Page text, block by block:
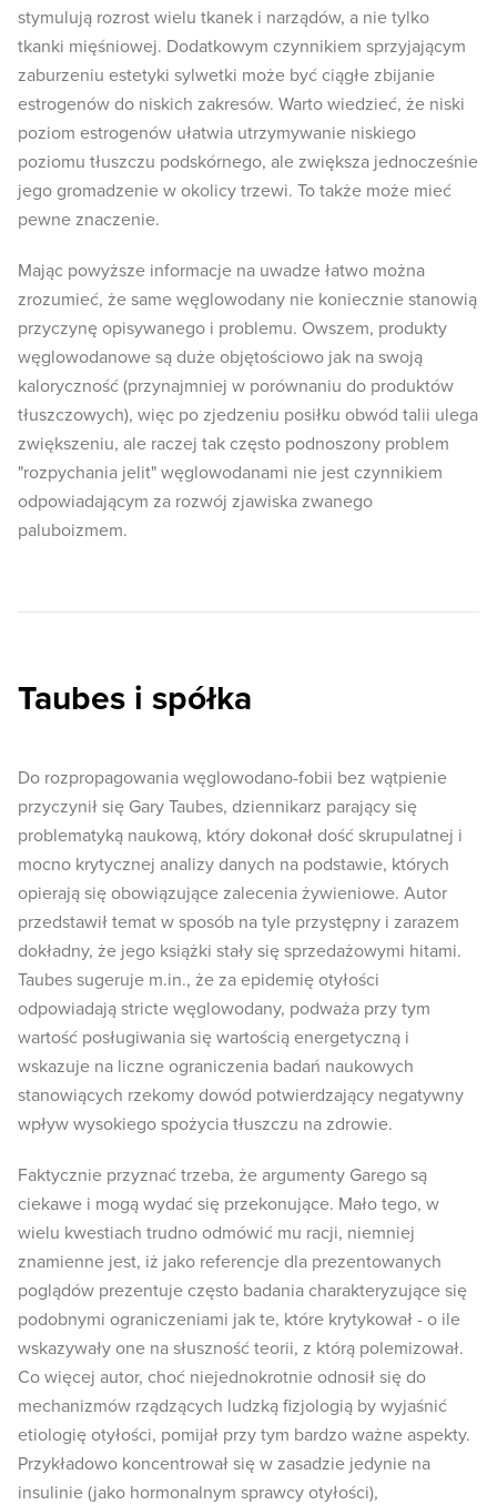
stymulują rozrost wielu tkanek i narządów, a nie tylko
tkanki mięśniowej. Dodatkowym czynnikiem sprzyjającym
zaburzeniu estetyki sylwetki może być ciągłe zbijanie
estrogenów do niskich zakresów. Warto wiedzieć, że niski
poziom estrogenów ułatwia utrzymywanie niskiego
poziomu tłuszczu podskórnego, ale zwiększa jednocześnie
jego gromadzenie w okolicy trzewi. To także może mieć
pewne znaczenie.
Mając powyższe informacje na uwadze łatwo można
zrozumieć, że same węglowodany nie koniecznie stanowią
przyczynę opisywanego i problemu. Owszem, produkty
węglowodanowe są duże objętościowo jak na swoją
kaloryczność (przynajmniej w porównaniu do produktów
tłuszczowych), więc po zjedzeniu posiłku obwód talii ulega
zwiększeniu, ale raczej tak często podnoszony problem
"rozpychania jelit" węglowodanami nie jest czynnikiem
odpowiadającym za rozwój zjawiska zwanego
paluboizmem.
Taubes i spółka
Do rozpropagowania węglowodano-fobii bez wątpienie
przyczynił się Gary Taubes, dziennikarz parający się
problematyką naukową, który dokonał dość skrupulatnej i
mocno krytycznej analizy danych na podstawie, których
opierają się obowiązujące zalecenia żywieniowe. Autor
przedstawił temat w sposób na tyle przystępny i zarazem
dokładny, że jego książki stały się sprzedażowymi hitami.
Taubes sugeruje m.in., że za epidemię otyłości
odpowiadają stricte węglowodany, podważa przy tym
wartość posługiwania się wartością energetyczną i
wskazuje na liczne ograniczenia badań naukowych
stanowiących rzekomy dowód potwierdzający negatywny
wpływ wysokiego spożycia tłuszczu na zdrowie.
Faktycznie przyznać trzeba, że argumenty Garego są
ciekawe i mogą wydać się przekonujące. Mało tego, w
wielu kwestiach trudno odmówić mu racji, niemniej
znamienne jest, iż jako referencje dla prezentowanych
poglądów prezentuje często badania charakteryzujące się
podobnymi ograniczeniami jak te, które krytykował - o ile
wskazywały one na słuszność teorii, z którą polemizował.
Co więcej autor, choć niejednokrotnie odnosił się do
mechanizmów rządzących ludzką fizjologią by wyjaśnić
etiologię otyłości, pomijał przy tym bardzo ważne aspekty.
Przykładowo koncentrował się w zasadzie jedynie na
insulinie (jako hormonalnym sprawcy otyłości),